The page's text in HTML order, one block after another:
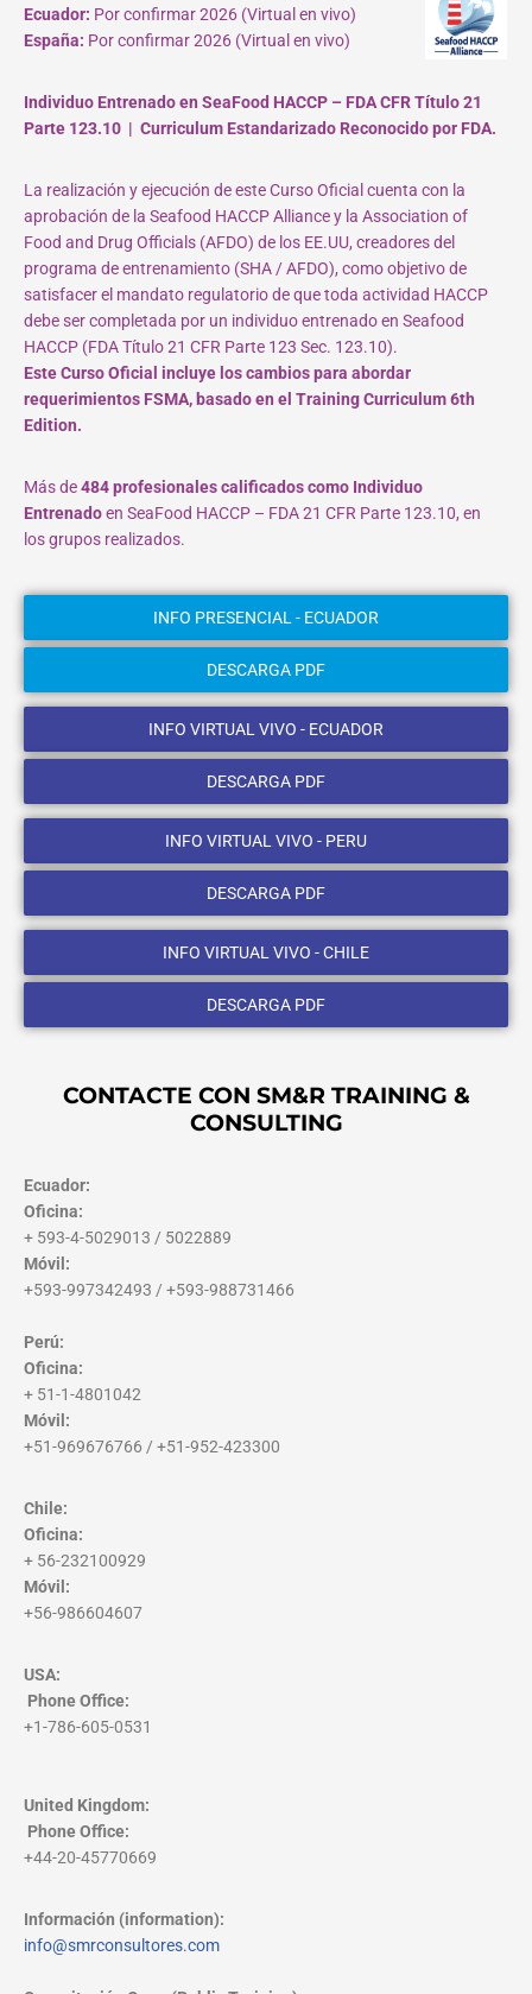
Ecuador: Por confirmar 2026 (Virtual en vivo)
España: Por confirmar 2026 (Virtual en vivo)
Individuo Entrenado en SeaFood HACCP – FDA CFR Título 21
Parte 123.10 | Curriculum Estandarizado Reconocido por FDA.
La realización y ejecución de este Curso Oficial cuenta con la
aprobación de la Seafood HACCP Alliance y la Association of
Food and Drug Officials (AFDO) de los EE.UU, creadores del
programa de entrenamiento (SHA / AFDO), como objetivo de
satisfacer el mandato regulatorio de que toda actividad HACCP
debe ser completada por un individuo entrenado en Seafood
HACCP (FDA Título 21 CFR Parte 123 Sec. 123.10).
Este Curso Oficial incluye los cambios para abordar
requerimientos FSMA, basado en el Training Curriculum 6th
Edition.
Más de484 profesionales calificados como Individuo
Entrenadoen SeaFood HACCP – FDA 21 CFR Parte 123.10, en
los grupos realizados.
INFO PRESENCIAL - ECUADOR
DESCARGA PDF
INFO VIRTUAL VIVO - ECUADOR
DESCARGA PDF
INFO VIRTUAL VIVO - PERU
DESCARGA PDF
INFO VIRTUAL VIVO - CHILE
DESCARGA PDF
CONTACTE CON SM&R TRAINING &
CONSULTING
Ecuador:
Oficina:
+ 593-4-5029013 / 5022889
Móvil:
+593-997342493 / +593-988731466
Perú:
Oficina:
+ 51-1-4801042
Móvil:
+51-969676766 / +51-952-423300
Chile:
Oficina:
+ 56-232100929
Móvil:
+56-986604607
USA:
Phone Office:
+1-786-605-0531
United Kingdom:
Phone Office:
+44-20-45770669
Información (information):
info@smrconsultores.com